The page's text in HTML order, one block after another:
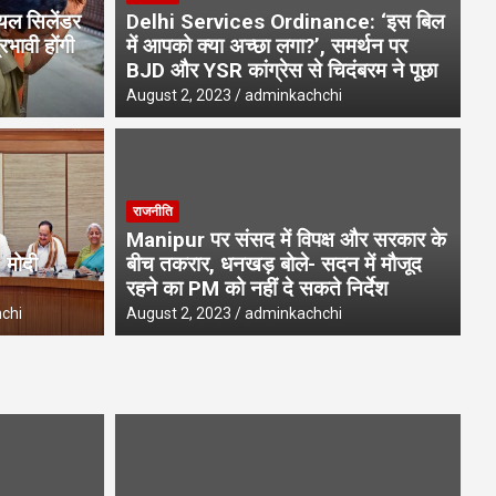
हादसा, कार खाई में गिरी, पांच लोगों
सिलेंडर
होंगी
Delhi Services Ordinance: ‘इस बिल
में आपको क्या अच्छा लगा?’, समर्थन पर
BJD और YSR कांग्रेस से चिदंबरम ने पूछा
August 2, 2023 adminkachchi
राजनीति
Manipur पर संसद में विपक्ष और सरकार के
बीच तकरार, धनखड़ बोले- सदन में मौजूद
रहने का PM को नहीं दे सकते निर्देश
August 2, 2023 adminkachchi